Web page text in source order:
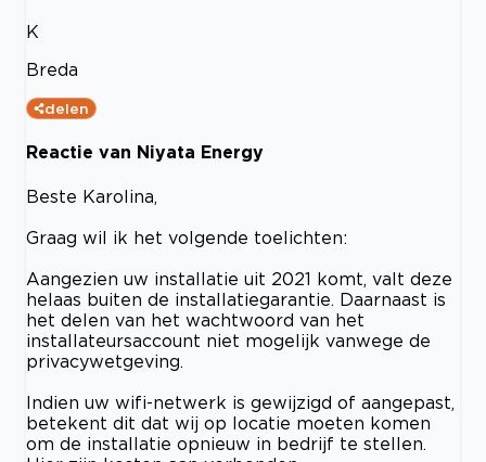
K
Breda
delen
Reactie van Niyata Energy
Beste Karolina,
Graag wil ik het volgende toelichten:
Aangezien uw installatie uit 2021 komt, valt deze
helaas buiten de installatiegarantie. Daarnaast is
het delen van het wachtwoord van het
installateursaccount niet mogelijk vanwege de
privacywetgeving.
Indien uw wifi-netwerk is gewijzigd of aangepast,
betekent dit dat wij op locatie moeten komen
om de installatie opnieuw in bedrijf te stellen.